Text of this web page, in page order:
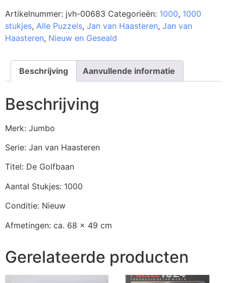
Artikelnummer: jvh-00683 Categorieën: 1000, 1000
stukjes, Alle Puzzels, Jan van Haasteren, Jan van
Haasteren, Nieuw en Geseald
Beschrijving Aanvullende informatie
Beschrijving
Merk: Jumbo
Serie: Jan van Haasteren
Titel: De Golfbaan
Aantal Stukjes: 1000
Conditie: Nieuw
Afmetingen: ca. 68 x 49 cm
Gerelateerde producten